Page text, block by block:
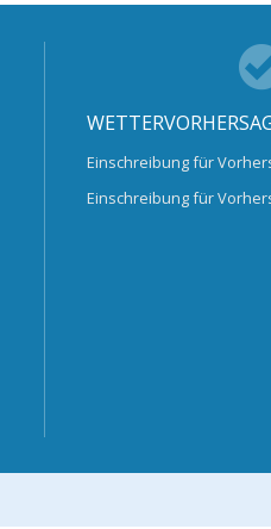
Einschreibung für
Einschreibung für